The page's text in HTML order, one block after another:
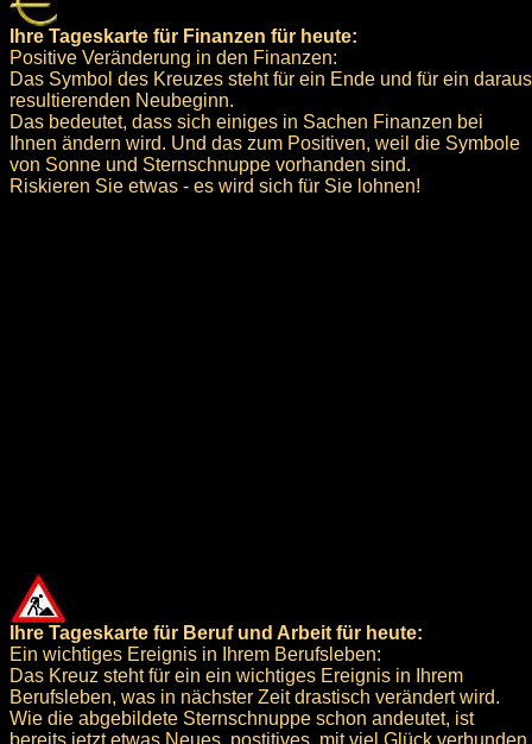
Ihre Tageskarte für Finanzen für heute:
Positive Veränderung in den Finanzen:
Das Symbol des Kreuzes steht für ein Ende und für ein daraus
resultierenden Neubeginn.
Das bedeutet, dass sich einiges in Sachen Finanzen bei
Ihnen ändern wird. Und das zum Positiven, weil die Symbole
von Sonne und Sternschnuppe vorhanden sind.
Riskieren Sie etwas - es wird sich für Sie lohnen!
Ihre Tageskarte für Beruf und Arbeit für heute:
Ein wichtiges Ereignis in Ihrem Berufsleben:
Das Kreuz steht für ein ein wichtiges Ereignis in Ihrem
Berufsleben, was in nächster Zeit drastisch verändert wird.
Wie die abgebildete Sternschnuppe schon andeutet, ist
bereits jetzt etwas Neues, postitives, mit viel Glück verbunden,